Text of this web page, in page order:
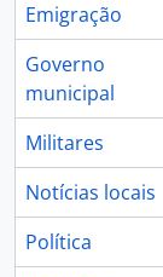
Emigração
Governo
municipal
Militares
Notícias locais
Política